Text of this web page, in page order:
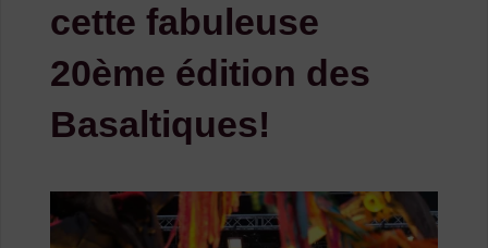
cette fabuleuse
20ème édition des
Basaltiques!